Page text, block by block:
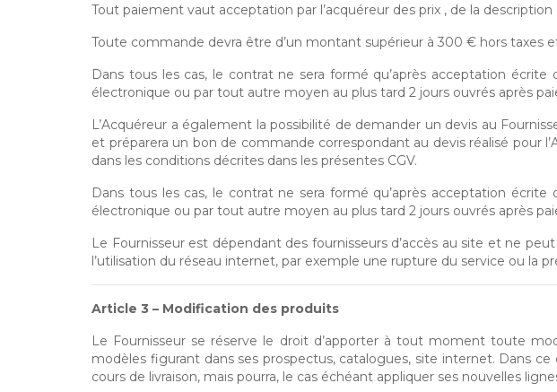
Tout paiement vaut acceptation par l’acquéreur des prix , de la
Toute commande devra être d’un montant supérieur à 300 € hors taxes
Dans tous les cas, le contrat ne sera formé qu’après acceptation
électronique ou par tout autre moyen au plus tard 2 jours ouvrés après
L’Acquéreur a également la possibilité de demander un devis au
et préparera un bon de commande correspondant au devis réalisé pour
dans les conditions décrites dans les présentes CGV.
Dans tous les cas, le contrat ne sera formé qu’après acceptation
électronique ou par tout autre moyen au plus tard 2 jours ouvrés après
Le Fournisseur est dépendant des fournisseurs d’accès au site et ne
l’utilisation du réseau internet, par exemple une rupture du service ou la
Article 3 – Modification des produits
Le Fournisseur se réserve le droit d’apporter à tout moment toute
modèles figurant dans ses prospectus, catalogues, site internet. Dans
cours de livraison, mais pourra, le cas échéant appliquer ses nouvelles